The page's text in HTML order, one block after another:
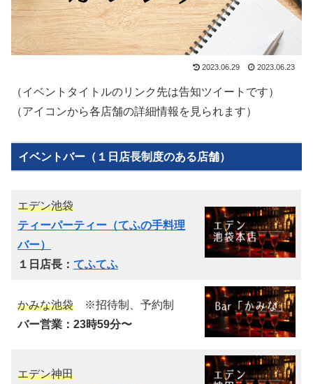
2023.06.29 2023.06.23
（イベントタイトルのリンク先は告知ツイートです）
（アイコンから各店舗の詳細情報を見られます）
イベントバー（１日店長制度のある店舗）
エデン池袋
ティーパーティー（てふの手料理
バー）
１日店長： てふてふ
かみな池袋 ※招待制、予約制
バー営業：23時59分〜
エデン神田